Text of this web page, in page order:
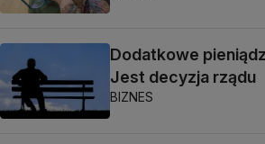
Dodatkowe
Jest decyzja rządu
BIZNES